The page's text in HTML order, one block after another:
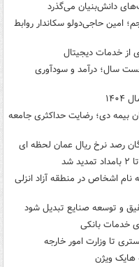
دانش‌بنیان می‌گذرد
امین حاجی‌دولو سکاندار روابط
از خدمات دیجیتال
سال؛ درآمد و سودآوری
بیمه دی؛ رضایت حداکثری جامعه
رصد نرخ ریال عمان لحظه ای
نام اشخاص در منطقه آزاد انزلی
و توسعه صنایع تبدیل شود
خدمات بانکی​
تا وزارت امور خارجه
هایک ویژن